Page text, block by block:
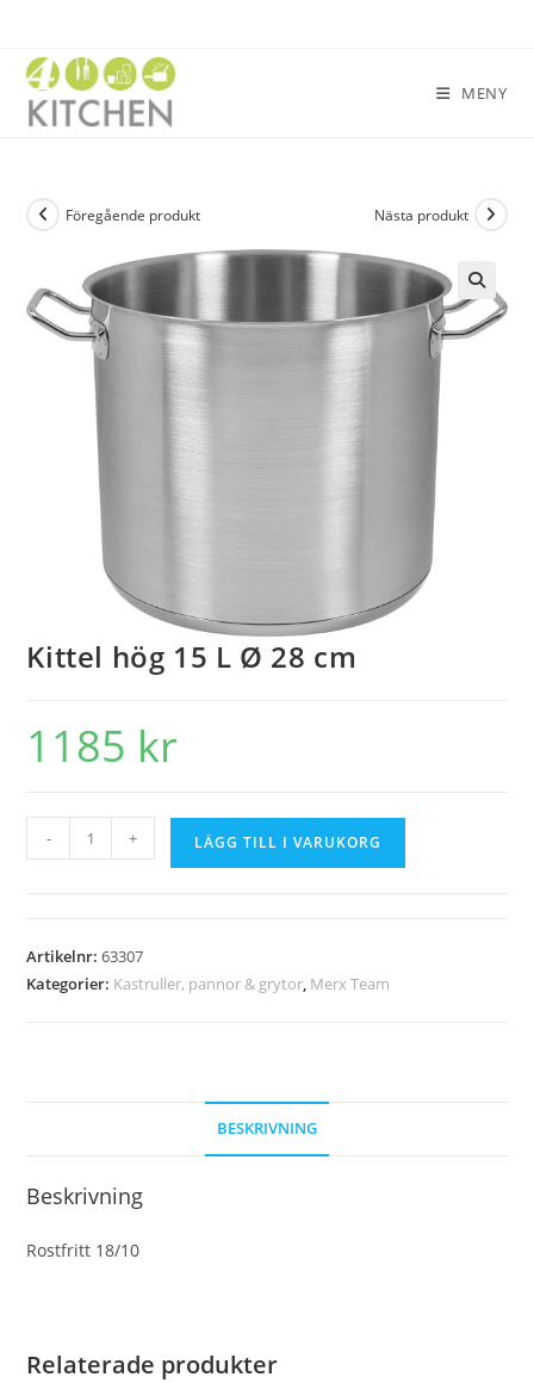
MENY
Föregående produkt Nästa produkt
🔍
Kittel hög 15 L Ø 28 cm
1185 kr
- + LÄGG TILL I VARUKORG
Artikelnr:63307
Kategorier: Kastruller, pannor & grytor, Merx Team
BESKRIVNING
Beskrivning
Rostfritt 18/10
Relaterade produkter